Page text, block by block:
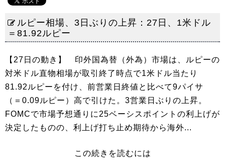
ルピー相場、3日ぶりの上昇：27日、1米ドル
＝81.92ルピー
【27日の動き】 印外国為替（外為）市場は、ルピーの
対米ドル直物相場が取引終了時点で1米ドル当たり
81.92ルピーを付け、前営業日終値と比べて9パイサ
（＝0.09ルピー）高で引けた。3営業日ぶりの上昇。
FOMCで市場予想通りに25ベーシスポイントの利上げが
決定したものの、利上げ打ち止め期待から海外...
この続きを読むには